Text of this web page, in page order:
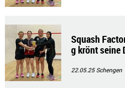
Squash
g krönt seine
22.05.25Schengen